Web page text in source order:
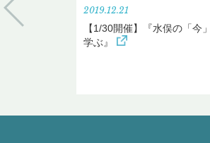
2019.12.21
【1/30開催】『水俣の「今
学ぶ』